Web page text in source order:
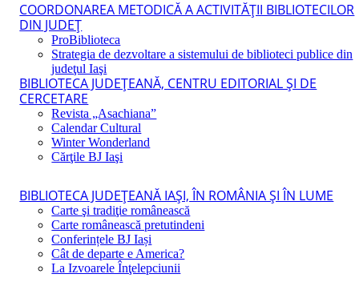
COORDONAREA METODICĂ A ACTIVITĂŢII BIBLIOTECILOR
DIN JUDEŢ
ProBiblioteca
Strategia de dezvoltare a sistemului de biblioteci publice din
judeţul Iaşi
BIBLIOTECA JUDEŢEANĂ, CENTRU EDITORIAL ŞI DE
CERCETARE
Revista „Asachiana”
Calendar Cultural
Winter Wonderland
Cărţile BJ Iaşi
BIBLIOTECA JUDEŢEANĂ IAŞI, ÎN ROMÂNIA ŞI ÎN LUME
Carte şi tradiţie românească
Carte românească pretutindeni
Conferințele BJ Iași
Cât de departe e America?
La Izvoarele Înţelepciunii